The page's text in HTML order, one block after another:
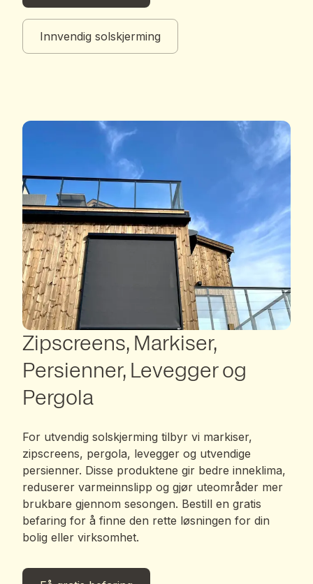
Innvendig solskjerming
Zipscreens, Markiser,
Persienner, Levegger og
Pergola
For utvendig solskjerming tilbyr vi markiser,
zipscreens, pergola, levegger og utvendige
persienner. Disse produktene gir bedre inneklima,
reduserer varmeinnslipp og gjør uteområder mer
brukbare gjennom sesongen. Bestill en gratis
befaring for å finne den rette løsningen for din
bolig eller virksomhet.